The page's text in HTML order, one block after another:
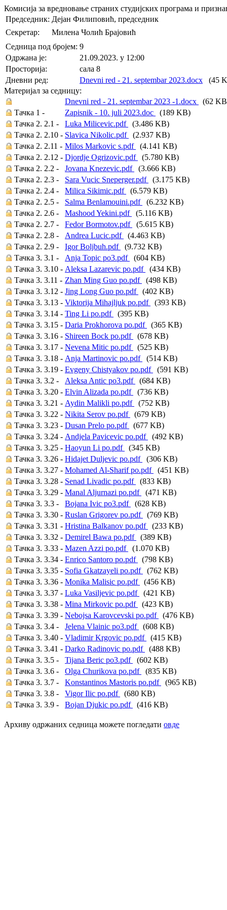
Комисија за вредновање страних студијских програма и
Председник: Дејан Филиповић, председник
Секретар:
Милена Чолић Брајовић
Седница под бројем: 9
Oдржана je:
21.09.2023. у 12:00
Просторија:
сала 8
Дневни ред:
Dnevni red - 21. septembar 2023.docx (45
Материјал за седницу:
Dnevni red - 21. septembar 2023 -1.docx
(62
Тачка 1 -
Zapisnik - 10. juli 2023.doc
(189 KB)
Тачка 2. 2.1 -
Luka Milicevic.pdf
(3.486 KB)
Тачка 2. 2.10 - Slavica Nikolic.pdf
(2.937 KB)
Тачка 2. 2.11 - Milos Markovic s.pdf
(4.141 KB)
Тачка 2. 2.12 - Djordje Ogrizovic.pdf
(5.780 KB)
Тачка 2. 2.2 -
Jovana Knezevic.pdf
(3.666 KB)
Тачка 2. 2.3 -
Sara Vucic Sneperger.pdf
(3.175 KB)
Тачка 2. 2.4 -
Milica Sikimic.pdf
(6.579 KB)
Тачка 2. 2.5 -
Salma Benlamouini.pdf
(6.232 KB)
Тачка 2. 2.6 -
Mashood Yekini.pdf
(5.116 KB)
Тачка 2. 2.7 -
Fedor Bormotov.pdf
(5.615 KB)
Тачка 2. 2.8 -
Andrea Lucic.pdf
(4.463 KB)
Тачка 2. 2.9 -
Igor Boljbuh.pdf
(9.732 KB)
Тачка 3. 3.1 -
Anja Topic po3.pdf
(604 KB)
Тачка 3. 3.10 - Aleksa Lazarevic po.pdf
(434 KB)
Тачка 3. 3.11 - Zhan Ming Guo po.pdf
(498 KB)
Тачка 3. 3.12 - Jing Long Guo po.pdf
(402 KB)
Тачка 3. 3.13 - Viktorija Mihajljuk po.pdf
(393 KB)
Тачка 3. 3.14 - Ting Li po.pdf
(395 KB)
Тачка 3. 3.15 - Daria Prokhorova po.pdf
(365 KB)
Тачка 3. 3.16 - Shireen Bock po.pdf
(678 KB)
Тачка 3. 3.17 - Nevena Mitic po.pdf
(525 KB)
Тачка 3. 3.18 - Anja Martinovic po.pdf
(514 KB)
Тачка 3. 3.19 - Evgeny Chistyakov po.pdf
(591 KB)
Тачка 3. 3.2 -
Aleksa Antic po3.pdf
(684 KB)
Тачка 3. 3.20 - Elvin Alizada po.pdf
(736 KB)
Тачка 3. 3.21 - Aydin Malikli po.pdf
(752 KB)
Тачка 3. 3.22 - Nikita Serov po.pdf
(679 KB)
Тачка 3. 3.23 - Dusan Prelo po.pdf
(677 KB)
Тачка 3. 3.24 - Andjela Pavicevic po.pdf
(492 KB)
Тачка 3. 3.25 - Haoyun Li po.pdf
(345 KB)
Тачка 3. 3.26 - Hidajet Duljevic po.pdf
(306 KB)
Тачка 3. 3.27 - Mohamed Al-Sharif po.pdf
(451 KB)
Тачка 3. 3.28 - Senad Livadic po.pdf
(833 KB)
Тачка 3. 3.29 - Manal Aljurnazi po.pdf
(471 KB)
Тачка 3. 3.3 -
Bojana Ivic po3.pdf
(628 KB)
Тачка 3. 3.30 - Ruslan Grigorev po.pdf
(769 KB)
Тачка 3. 3.31 - Hristina Balkanov po.pdf
(233 KB)
Тачка 3. 3.32 - Demirel Bawa po.pdf
(389 KB)
Тачка 3. 3.33 - Mazen Azzi po.pdf
(1.070 KB)
Тачка 3. 3.34 - Enrico Santoro po.pdf
(798 KB)
Тачка 3. 3.35 - Sofia Gkatzayeli po.pdf
(762 KB)
Тачка 3. 3.36 - Monika Malisic po.pdf
(456 KB)
Тачка 3. 3.37 - Luka Vasiljevic po.pdf
(421 KB)
Тачка 3. 3.38 - Mina Mirkovic po.pdf
(423 KB)
Тачка 3. 3.39 - Nebojsa Karovcevski po.pdf
(476 KB)
Тачка 3. 3.4 -
Jelena Vlainic po3.pdf
(608 KB)
Тачка 3. 3.40 - Vladimir Krgovic po.pdf
(415 KB)
Тачка 3. 3.41 - Darko Radinovic po.pdf
(488 KB)
Тачка 3. 3.5 -
Tijana Beric po3.pdf
(602 KB)
Тачка 3. 3.6 -
Olga Churikova po.pdf
(835 KB)
Тачка 3. 3.7 -
Konstantinos Mastoris po.pdf
(965 KB)
Тачка 3. 3.8 -
Vigor Ilic po.pdf
(680 KB)
Тачка 3. 3.9 -
Bojan Djukic po.pdf (416 KB)
Архиву одржаних седница можете погледати овде